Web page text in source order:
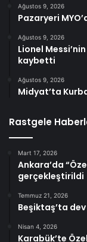
Ağustos 9, 2026
Pazaryeri
Ağustos 9, 2026
Lionel
kaybetti
Ağustos 9, 2026
Midyat’ta
Rastgele
Mart 17, 2026
Ankara’da
gerçekleştirildi
Temmuz 21, 2026
Beşiktaş’ta
Nisan 4, 2026
Karabük’te